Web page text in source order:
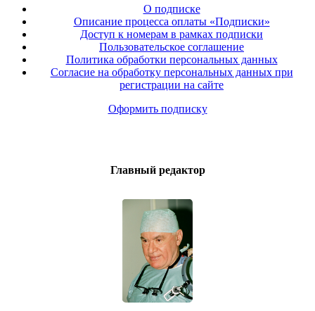
О подписке
Описание процесса оплаты «Подписки»
Доступ к номерам в рамках подписки
Пользовательское соглашение
Политика обработки персональных данных
Согласие на обработку персональных данных при
регистрации на сайте
Оформить подписку
Главный редактор